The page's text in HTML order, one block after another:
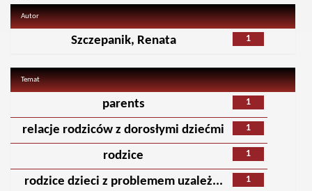
Autor
1
Szczepanik, Renata
Temat
1
parents
1
relacje rodziców z dorosłymi dziećmi
1
rodzice
1
rodzice dzieci z problemem uzależ...